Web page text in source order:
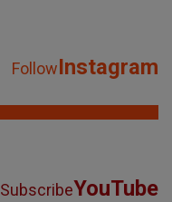
FollowInstagram
SubscribeYouTube